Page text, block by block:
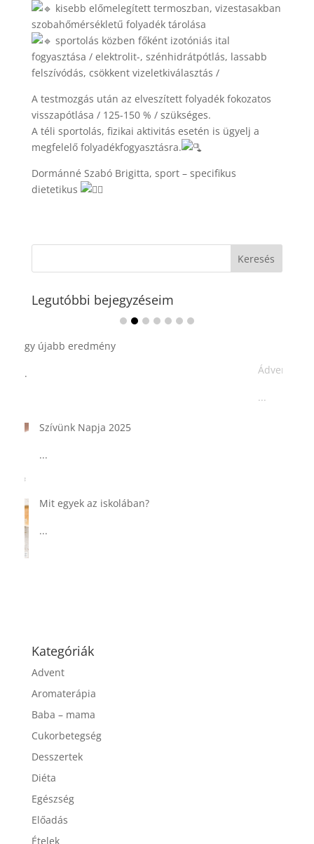
kisebb előmelegített termoszban, vizestasakban
szobahőmérsékletű folyadék tárolása
sportolás közben főként izotóniás ital
fogyasztása / elektrolit-, szénhidrátpótlás, lassabb
felszívódás, csökkent vizeletkiválasztás /
A testmozgás után az elveszített folyadék fokozatos
visszapótlása / 125-150 % / szükséges.
A téli sportolás, fizikai aktivitás esetén is ügyelj a
megfelelő folyadékfogyasztásra.
Dormánné Szabó Brigitta, sport – specifikus
dietetikus
Legutóbbi bejegyzéseim
Ádvent 1. vasárnapja🌟
Kategóriák
Előadás